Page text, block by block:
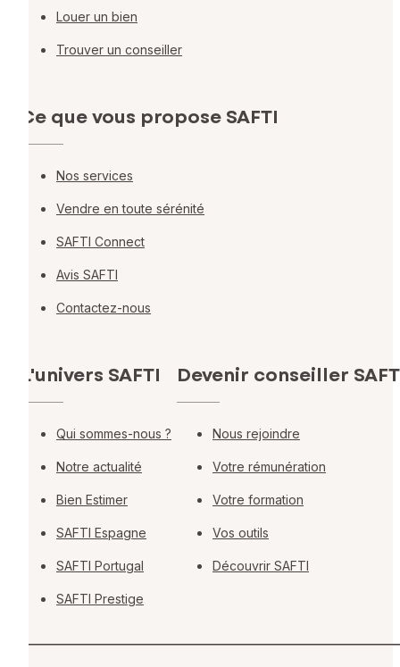
Louer un bien
Trouver un conseiller
Ce que vous propose SAFTI
Nos services
Vendre en toute sérénité
SAFTI Connect
Avis SAFTI
Contactez-nous
L'univers SAFTI
Qui sommes-nous ?
Notre actualité
Bien Estimer
SAFTI Espagne
SAFTI Portugal
SAFTI Prestige
Devenir conseiller
Nous rejoindre
Votre rémunération
Votre formation
Vos outils
Découvrir SAFTI